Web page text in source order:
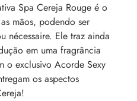
Spa Cereja Rouge é o
mãos, podendo ser
nécessaire. Ele traz ainda
em uma fragrância
o exclusivo Acorde Sexy
os aspectos